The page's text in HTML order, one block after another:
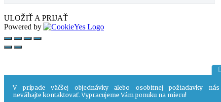
ULOŽIŤ A PRIJAŤ
Powered by
V prípade väčšej objednávky alebo osobitnej požiadavky nás
neváhajte kontaktovať. Vypracujeme Vám ponuku na mieru!